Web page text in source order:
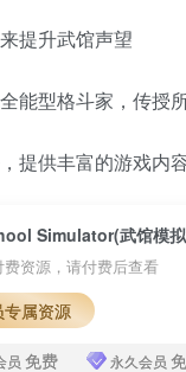
提升武馆声望
能型格斗家，传授
提供丰富的游戏内
Simulator(武馆模
费资源，请付费后查看
专属资源
员 免费 永久会员